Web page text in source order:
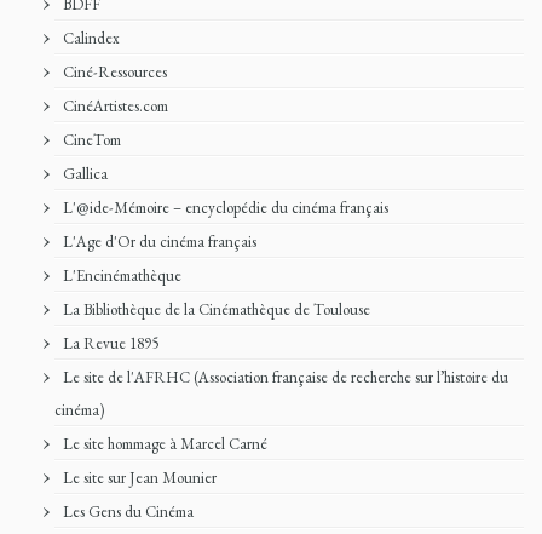
BDFF
Calindex
Ciné-Ressources
CinéArtistes.com
CineTom
Gallica
L'@ide-Mémoire – encyclopédie du cinéma français
L'Age d'Or du cinéma français
L'Encinémathèque
La Bibliothèque de la Cinémathèque de Toulouse
La Revue 1895
Le site de l'AFRHC (Association française de recherche sur l’histoire du
cinéma)
Le site hommage à Marcel Carné
Le site sur Jean Mounier
Les Gens du Cinéma